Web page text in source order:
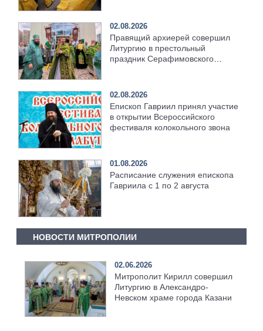
02.08.2026
Правящий архиерей совершил
Литургию в престольный
праздник Серафимовского
02.08.2026
Епископ Гавриил принял участие
в открытии Всероссийского
фестиваля колокольного звона
01.08.2026
Расписание служения епископа
Гавриила с 1 по 2 августа
НОВОСТИ МИТРОПОЛИИ
02.06.2026
Митрополит Кирилл совершил
Литургию в Александро-
Невском храме города Казани